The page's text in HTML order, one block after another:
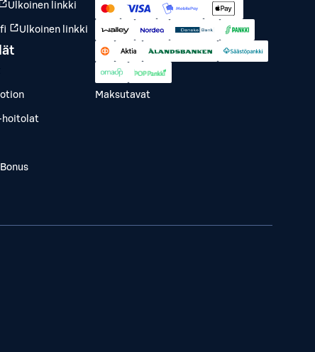
Ulkoinen linkki
Ulkoinen linkki
hoitolat
Maksutavat